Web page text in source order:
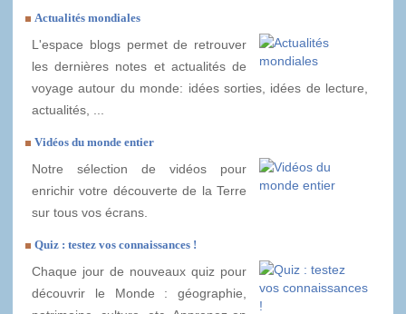
Actualités mondiales
L'espace blogs permet de retrouver
les dernières notes et actualités de
voyage autour du monde: idées sorties, idées de lecture,
actualités, ...
Vidéos du monde entier
Notre sélection de vidéos pour
enrichir votre découverte de la Terre
sur tous vos écrans.
Quiz : testez vos connaissances !
Chaque jour de nouveaux quiz pour
découvrir le Monde : géographie,